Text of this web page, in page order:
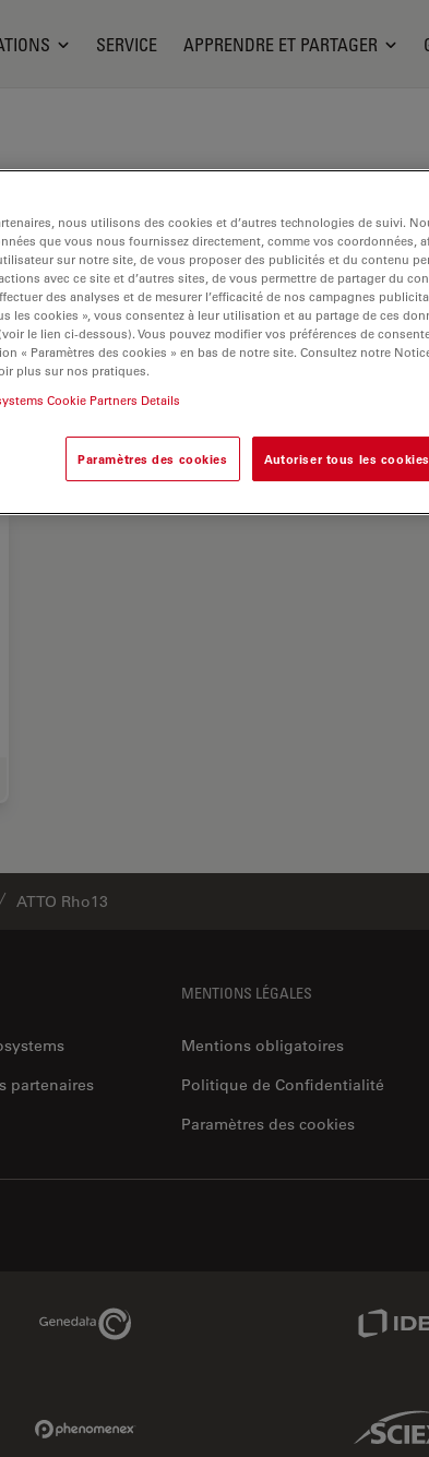
SERVICE APPRENDRE ET PARTAGER
pour la recherche en sciences de la vie
ATTO Rho13
partenaires
MENTIONS LÉGALES
Mentions obligatoires
Politique de Confidentialité
Paramètres des cookies
Genedata Link
nous utilisons des cookies et d’autres technologies de suivi.
que vous nous fournissez directement, comme vos coordonnées,
sur notre site, de vous proposer des publicités et du contenu
avec ce site et d’autres sites, de vous permettre de partager du
des analyses et de mesurer l’efficacité de nos campagnes
les cookies », vous consentez à leur utilisation et au partage de ces
le lien ci-dessous). Vous pouvez modifier vos préférences de
« Paramètres des cookies » en bas de notre site. Consultez notre
plus sur nos pratiques.
Cookie Partners Details
Paramètres des cookies Autoriser tous les cookies